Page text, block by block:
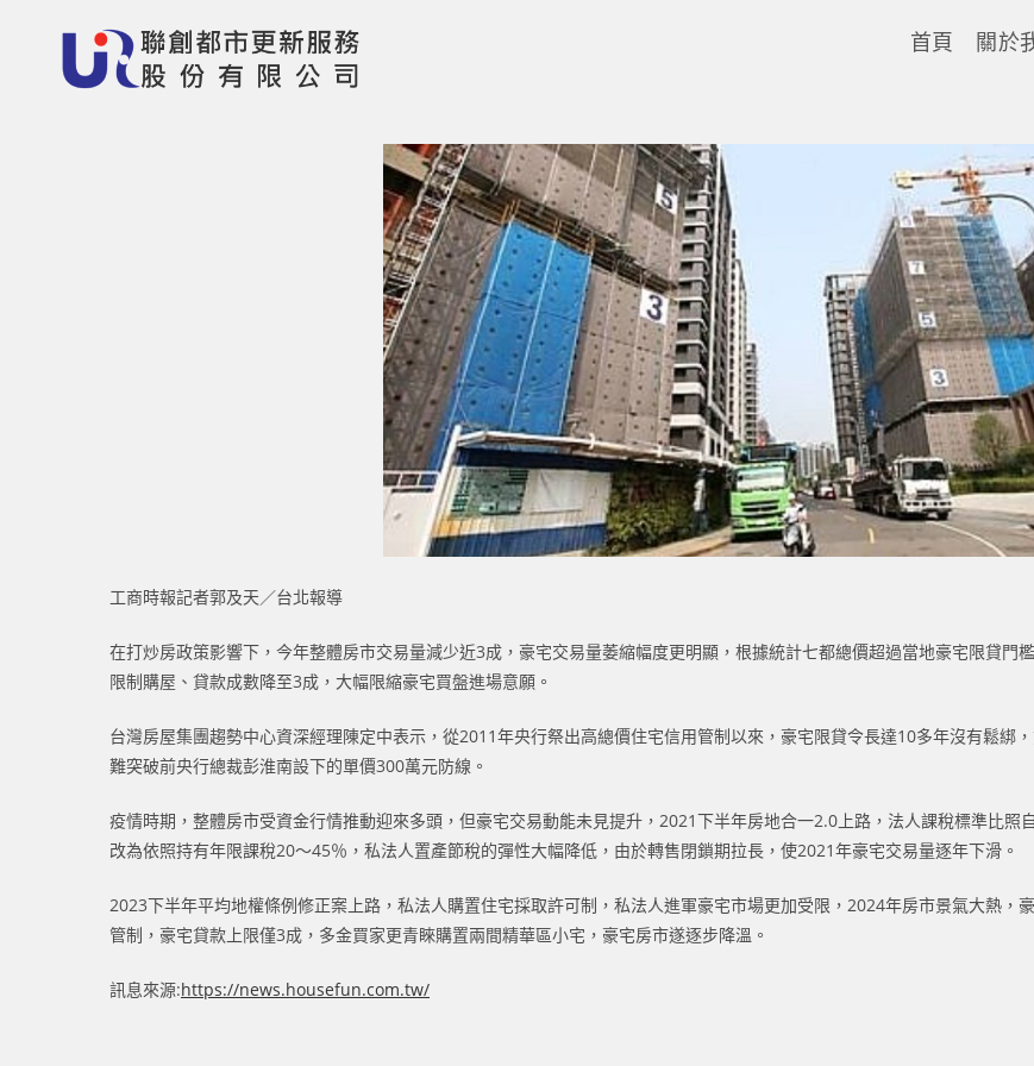
首頁 關於
工商時報記者郭及天／台北報導
在打炒房政策影響下，今年整體房市交易量減少近3成，豪宅交易量萎縮幅度更明顯，根據統計七都總價超過當地豪宅限貸
限制購屋、貸款成數降至3成，大幅限縮豪宅買盤進場意願。
台灣房屋集團趨勢中心資深經理陳定中表示，從2011年央行祭出高總價住宅信用管制以來，豪宅限貸令長達10多年沒有鬆綁
難突破前央行總裁彭淮南設下的單價300萬元防線。
疫情時期，整體房市受資金行情推動迎來多頭，但豪宅交易動能未見提升，2021下半年房地合一2.0上路，法人課稅標準比照
改為依照持有年限課稅20～45％，私法人置產節稅的彈性大幅降低，由於轉售閉鎖期拉長，使2021年豪宅交易量逐年下滑。
2023下半年平均地權條例修正案上路，私法人購置住宅採取許可制，私法人進軍豪宅市場更加受限，2024年房市景氣大熱，
管制，豪宅貸款上限僅3成，多金買家更青睞購置兩間精華區小宅，豪宅房市遂逐步降溫。
訊息來源:https://news.housefun.com.tw/